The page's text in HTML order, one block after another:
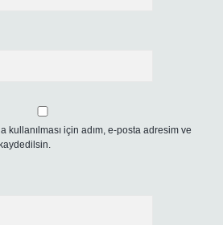
kullanılması için adım, e-posta adresim ve